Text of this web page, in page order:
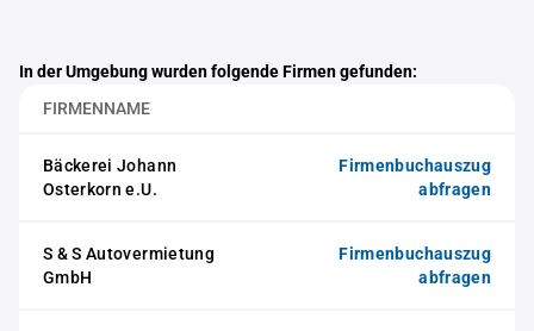
In der Umgebung wurden folgende Firmen gefunden:
FIRMENNAME
Bäckerei Johann
Osterkorn e.U.
Firmenbuchauszug
abfragen
S & S Autovermietung
GmbH
Firmenbuchauszug
abfragen